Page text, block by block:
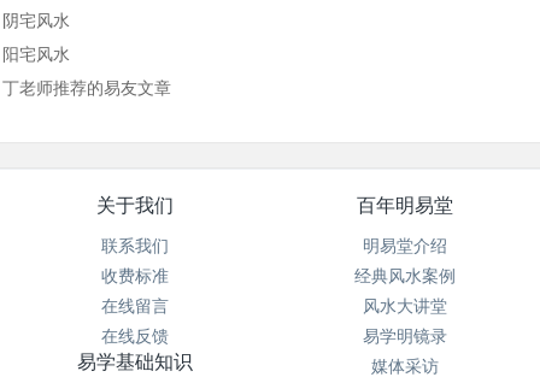
阴宅风水
阳宅风水
丁老师推荐的易友文章
关于我们
联系我们
收费标准
在线留言
在线反馈
百年明易堂
明易堂介绍
经典风水案例
风水大讲堂
易学明镜录
媒体采访
易学基础知识